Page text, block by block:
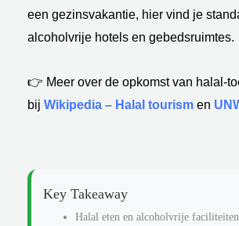
een gezinsvakantie, hier vind je
alcoholvrije hotels en gebedsruimtes.
👉 Meer over de opkomst van halal-
bij Wikipedia – Halal tourism en
Key Takeaway
Halal eten en alcoholvrije